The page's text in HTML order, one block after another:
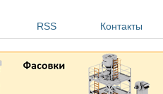
RSS Контакты